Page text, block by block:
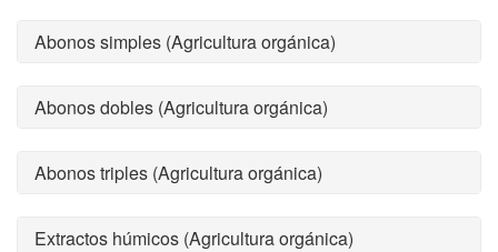
Abonos simples (Agricultura orgánica)
Abonos dobles (Agricultura orgánica)
Abonos triples (Agricultura orgánica)
Extractos húmicos (Agricultura orgánica)